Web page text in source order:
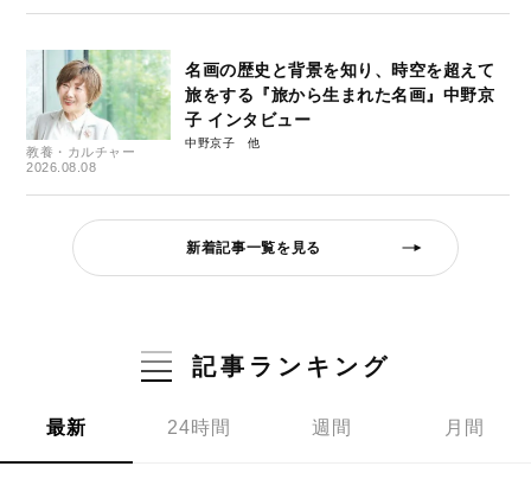
教養・カルチャー
2026.08.08
名画の歴史と背景を知り、時空を超えて
旅をする『旅から生まれた名画』中野京
子 インタビュー
中野京子
新着記事一覧を見る
記事ランキング
最新 24時間 週間 月間